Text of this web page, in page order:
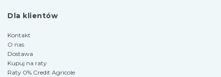
Dla klientów
Kontakt
O nas
Dostawa
Kupuj na raty
Raty 0% Credit Agricole